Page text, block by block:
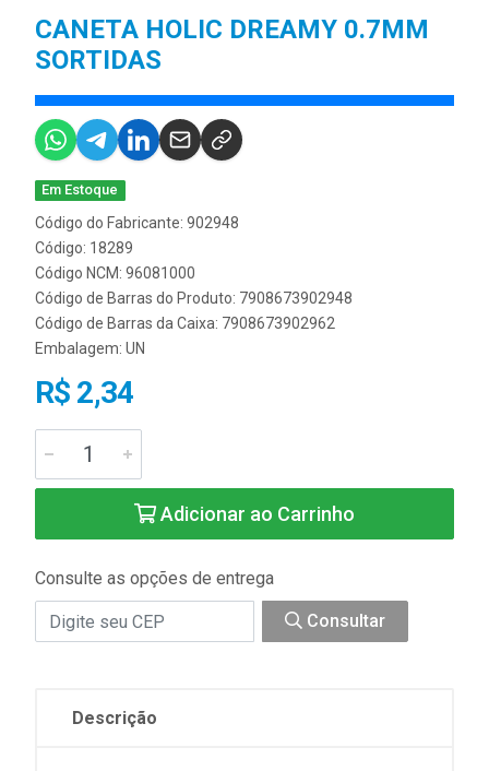
CANETA HOLIC DREAMY 0.7MM
SORTIDAS
Em Estoque
Código do Fabricante: 902948
Código: 18289
Código NCM: 96081000
Código de Barras do Produto: 7908673902948
Código de Barras da Caixa: 7908673902962
Embalagem: UN
R$ 2,34
Adicionar ao Carrinho
Consulte as opções de entrega
Consultar
Descrição